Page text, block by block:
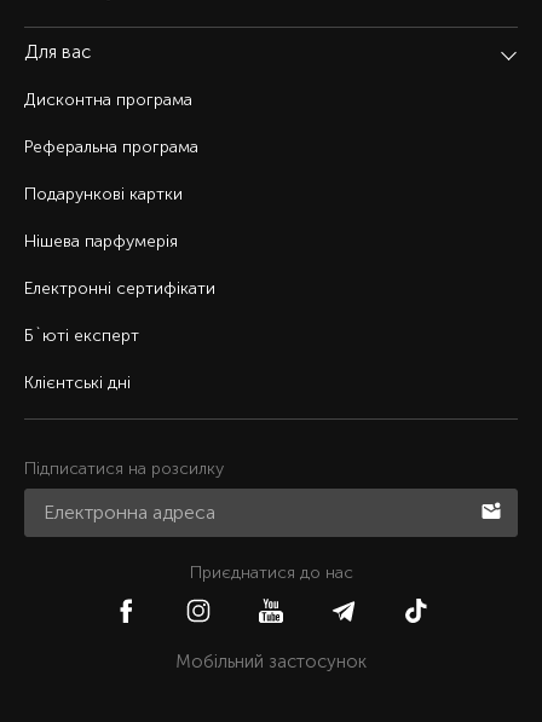
Для вас
Дисконтна програма
Реферальна програма
Подарункові картки
Нішева парфумерія
Електронні сертифікати
Б`юті експерт
Клієнтські дні
Підписатися на розсилку
Приєднатися до нас
Мобільний застосунок